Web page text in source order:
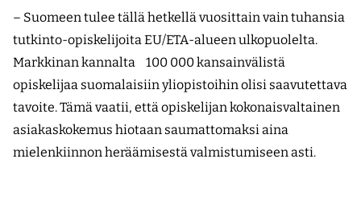
– Suomeen tulee tällä hetkellä vuosittain vain tuhansia
tutkinto-opiskelijoita EU/ETA-alueen ulkopuolelta.
Markkinan kannalta 100 000­­ kansainvälistä
opiskelijaa suomalaisiin yliopistoihin olisi saavutettava
tavoite. Tämä vaatii, että opiskelijan kokonaisvaltainen
asiakaskokemus hiotaan saumattomaksi aina
mielenkiinnon heräämisestä valmistumiseen asti.